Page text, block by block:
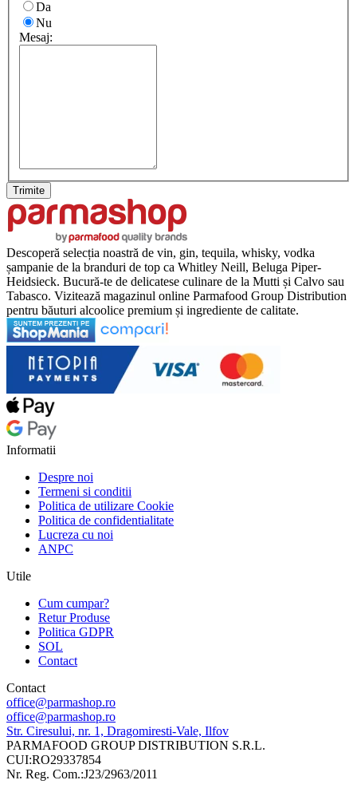
Da
Nu
Mesaj:
Trimite
Descoperă selecția noastră de vin, gin, tequila, whisky, vodka
șampanie de la branduri de top ca Whitley Neill, Beluga Piper-
Heidsieck. Bucură-te de delicatese culinare de la Mutti și Calvo sau
Tabasco. Vizitează magazinul online Parmafood Group Distribution
pentru băuturi alcoolice premium și ingrediente de calitate.
Informatii
Despre noi
Termeni si conditii
Politica de utilizare Cookie
Politica de confidentialitate
Lucreza cu noi
ANPC
Utile
Cum cumpar?
Retur Produse
Politica GDPR
SOL
Contact
Contact
office@parmashop.ro
office@parmashop.ro
Str. Ciresului, nr. 1, Dragomiresti-Vale, Ilfov
PARMAFOOD GROUP DISTRIBUTION S.R.L.
CUI:RO29337854
Nr. Reg. Com.:J23/2963/2011